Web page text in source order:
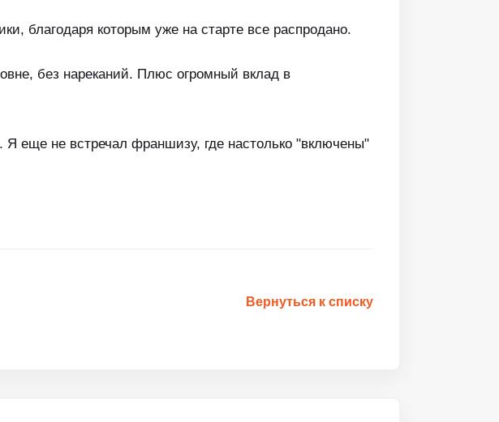
благодаря которым уже на старте все распродано.
без нареканий. Плюс огромный вклад в
еще не встречал франшизу, где настолько "включены"
Вернуться к списку